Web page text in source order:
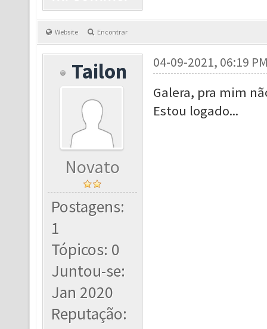
Website Encontrar
Tailon
Novato
Postagens:
1
Tópicos: 0
Juntou-se:
Jan 2020
Reputação:
04-09-2021, 06:19
Galera, pra mim
Estou logado...